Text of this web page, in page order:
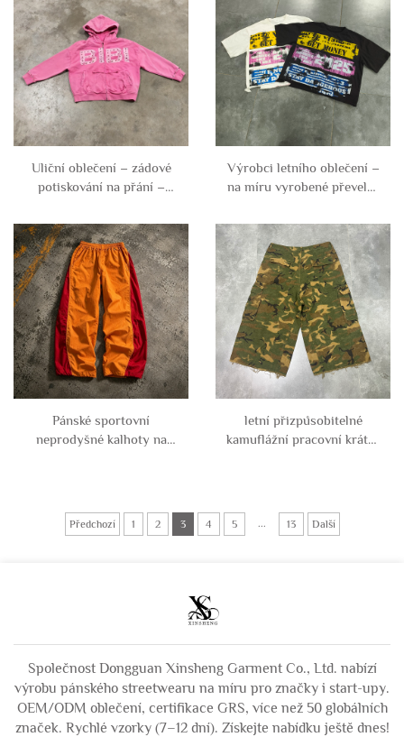
zkrácené pro muže
čtvercové a zkrácené pro
muže
Uliční oblečení – zádové
potiskování na přání –
bavlny French Terry s
ořezanými okraji,
kamenem a kyselinou pro
stárnutí, s klenoty a
seříznutý – mužská bunda
typu hoodie
Výrobci letního oblečení –
na míru vyrobené převelké
French Terry, čtvercově
střižená trička s
poškozeným grafickým
potiskem pro muže
Pánské sportovní
neprodyšné kalhoty na
volné, široké, z polyesteru
a nylonu
letní přizpůsobitelné
kamuflážní pracovní krátké
na kolenou, 2026
Předchozí 1 2 3 4 5 ... 13 Další
Společnost Dongguan Xinsheng Garment Co., Ltd. nabízí
výrobu pánského streetwearu na míru pro značky i start-upy.
OEM/ODM oblečení, certifikace GRS, více než 50 globálních
značek. Rychlé vzorky (7–12 dní). Získejte nabídku ještě dnes!